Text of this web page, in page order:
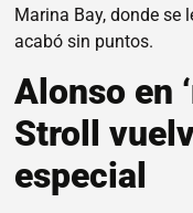
Marina Bay, donde se
acabó sin puntos.
Alonso en
Stroll
especial